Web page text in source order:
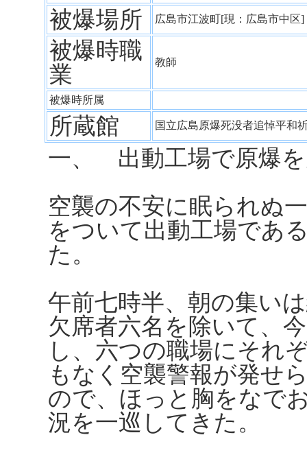
被爆場所 広島市江波町[現：広島市中
被爆時職
業
教師
被爆時所属
所蔵館 国立広島原爆死没者追悼平
一、 出動工場で原爆
空襲の不安に眠られぬ
をついて出動工場であ
た。
午前七時半、朝の集い
欠席者六名を除いて、
し、六つの職場にそれ
もなく空襲警報が発せ
ので、ほっと胸をなで
況を一巡してきた。